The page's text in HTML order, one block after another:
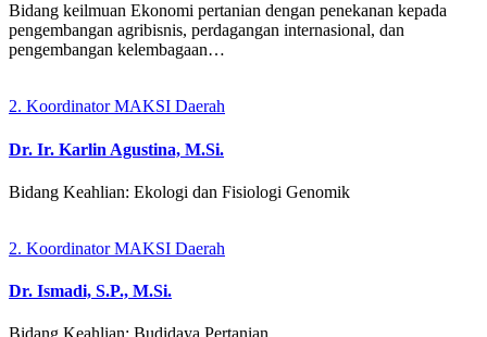
Bidang keilmuan Ekonomi pertanian dengan penekanan kepada
pengembangan agribisnis, perdagangan internasional, dan
pengembangan kelembagaan…
2. Koordinator MAKSI Daerah
Dr. Ir. Karlin Agustina, M.Si.
Bidang Keahlian: Ekologi dan Fisiologi Genomik
2. Koordinator MAKSI Daerah
Dr. Ismadi, S.P., M.Si.